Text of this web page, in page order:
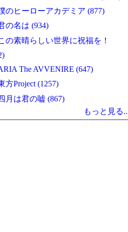
のヒーローアカデミア (877)
の名は (934)
の素晴らしい世界に祝福を！
The AVVENIRE (647)
方Project (1257)
月は君の嘘 (867)
もっと見る..